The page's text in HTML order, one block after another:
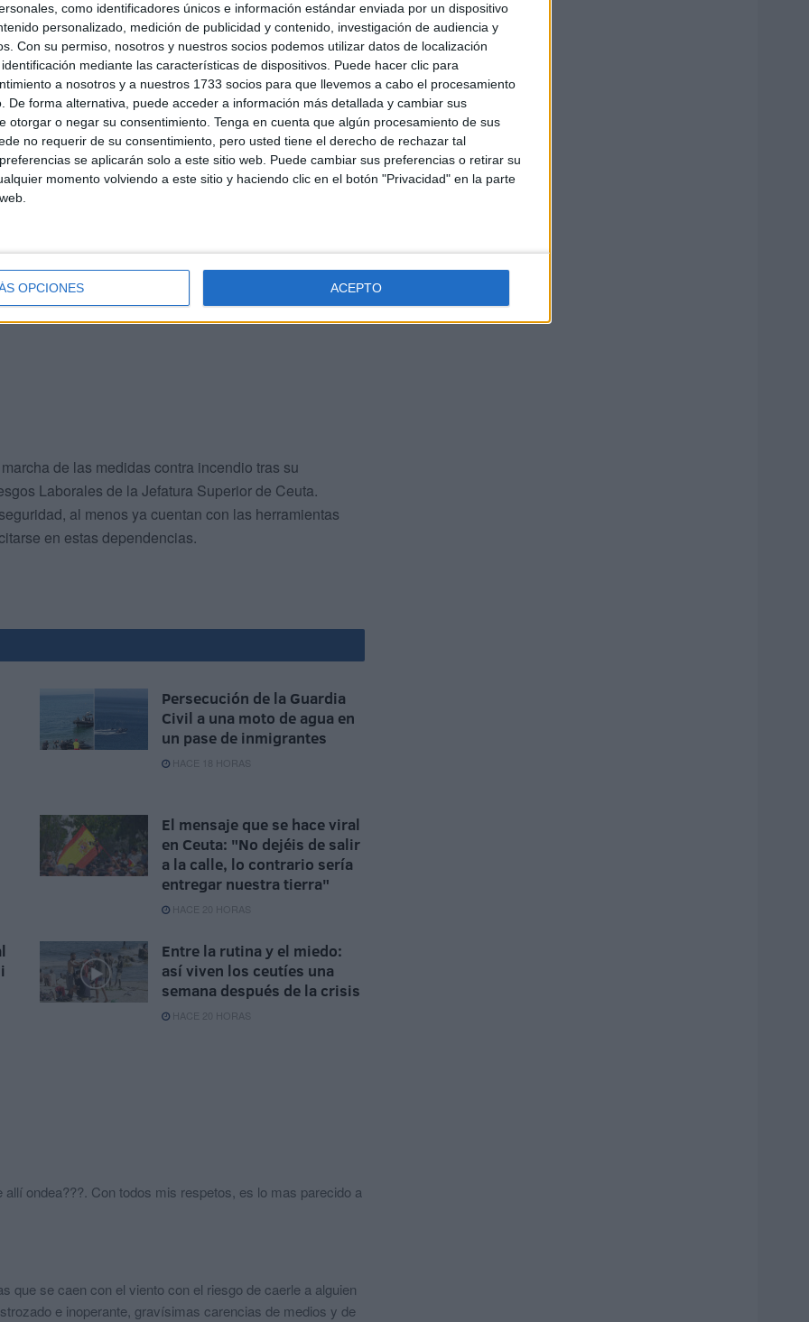
como identificadores únicos e información estándar enviada por un dispositivo
personalizado, medición de publicidad y contenido, investigación de audiencia y
Con su permiso, nosotros y nuestros socios podemos utilizar datos de localización
mediante las características de dispositivos. Puede hacer clic para
a nosotros y a nuestros 1733 socios para que llevemos a cabo el procesamiento
De forma alternativa, puede acceder a información más detallada y cambiar sus
otorgar o negar su consentimiento. Tenga en cuenta que algún procesamiento de sus
no requerir de su consentimiento, pero usted tiene el derecho de rechazar tal
se aplicarán solo a este sitio web. Puede cambiar sus preferencias o retirar su
momento volviendo a este sitio y haciendo clic en el botón "Privacidad" en la parte
OPCIONES ACEPTO
marcha las bocas de incendio equipadas (mangueras
desde hace mas de un año por permanecer
ser renovadas, así como los pulsadores de alarma,
intervención que exceda del conato de incendio,
de los simulacros de intervención que exige la
establecidos la propia Dirección General de la
de las medidas contra incendio tras su
Laborales de la Jefatura Superior de Ceuta.
al menos ya cuentan con las herramientas
en estas dependencias.
Persecución de la Guardia
Civil a una moto de agua en
un pase de inmigrantes
HACE 18 HORAS
El mensaje que se hace viral
en Ceuta: "No dejéis de salir
a la calle, lo contrario sería
entregar nuestra tierra"
HACE 20 HORAS
Entre la rutina y el miedo:
así viven los ceutíes una
semana después de la crisis
HACE 20 HORAS
ondea???. Con todos mis respetos, es lo mas parecido a
que se caen con el viento con el riesgo de caerle a alguien
e inoperante, gravísimas carencias de medios y de